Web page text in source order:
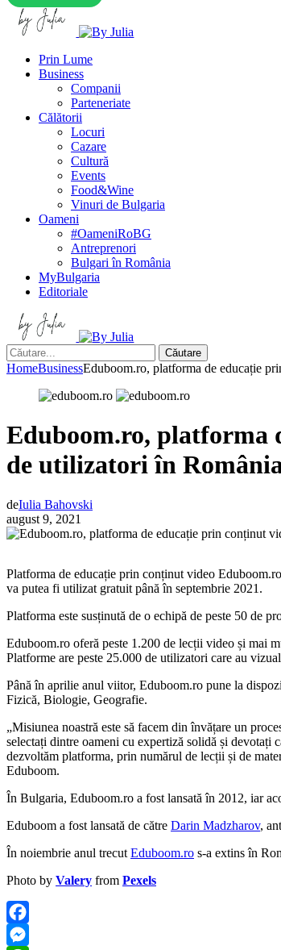
Prin Lume
Business
Companii
Parteneriate
Călătorii
Locuri
Cazare
Cultură
Events
Food&Wine
Vinuri de Bulgaria
Oameni
#OameniRoBG
Antreprenori
Bulgari în România
MyBulgaria
Editoriale
Căutare
HomeBusinessEduboom.ro, platforma de educație
Eduboom.ro, platforma
de utilizatori în
deIulia Bahovski
august 9, 2021
Platforma de educație prin conținut video
va putea fi utilizat gratuit până în septembrie 2021.
Platforma este susținută de o echipă de peste 50 de
Eduboom.ro oferă peste 1.200 de lecții video și mai
Platforme are peste 25.000 de utilizatori care au
Până în aprilie anul viitor, Eduboom.ro pune la
Fizică, Biologie, Geografie.
„Misiunea noastră este să facem din învățare un
selectați dintre oameni cu expertiză solidă și devotați
dezvoltăm platforma, prin numărul de lecții și de
Eduboom.
În Bulgaria, Eduboom.ro a fost lansată în 2012, iar
Eduboom a fost lansată de către Darin Madzharov,
În noiembrie anul trecut Eduboom.ro s-a extins în
Photo by Valery from Pexels
Facebook